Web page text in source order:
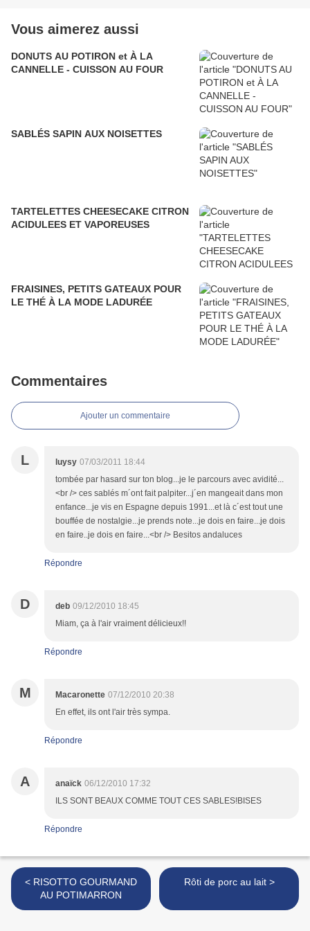
Vous aimerez aussi
DONUTS AU POTIRON et À LA
CANNELLE - CUISSON AU FOUR
SABLÉS SAPIN AUX NOISETTES
TARTELETTES CHEESECAKE CITRON
ACIDULEES ET VAPOREUSES
FRAISINES, PETITS GATEAUX POUR
LE THÉ À LA MODE LADURÉE
Commentaires
Ajouter un commentaire
L luysy 07/03/2011 18:44
tombée par hasard sur ton blog...je le parcours avec avidité...
<br /> ces sablés m´ont fait palpiter...j´en mangeait dans mon
enfance...je vis en Espagne depuis 1991...et là c´est tout une
bouffée de nostalgie...je prends note...je dois en faire...je dois
en faire..je dois en faire...<br /> Besitos andaluces
Répondre
D deb 09/12/2010 18:45
Miam, ça à l'air vraiment délicieux!!
Répondre
M Macaronette 07/12/2010 20:38
En effet, ils ont l'air très sympa.
Répondre
A anaïck 06/12/2010 17:32
ILS SONT BEAUX COMME TOUT CES SABLES!BISES
Répondre
< RISOTTO GOURMAND
AU POTIMARRON
Rôti de porc au lait >